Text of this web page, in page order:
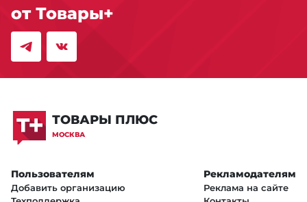
от Товары+
ТОВАРЫ ПЛЮС
МОСКВА
Пользователям
Добавить организацию
Рекламодателям
Реклама на сайте